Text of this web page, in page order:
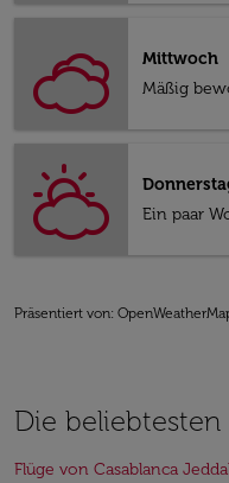
Mittwoch
Mäßig
Ein paar
Präsentiert von:
Die
Flüge von Casablanca